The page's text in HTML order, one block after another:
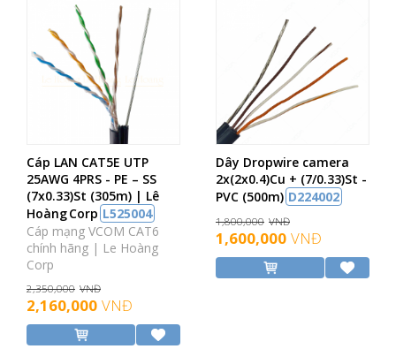
Cáp LAN CAT5E UTP
25AWG 4PRS - PE – SS
(7x0.33)St (305m) | Lê
Hoàng Corp L525004
Cáp mạng VCOM CAT6
chính hãng | Le Hoàng
Corp
2,350,000 VNĐ
2,160,000 VNĐ
Dây Dropwire camera
2x(2x0.4)Cu + (7/0.33)St -
PVC (500m) D224002
1,800,000 VNĐ
1,600,000 VNĐ